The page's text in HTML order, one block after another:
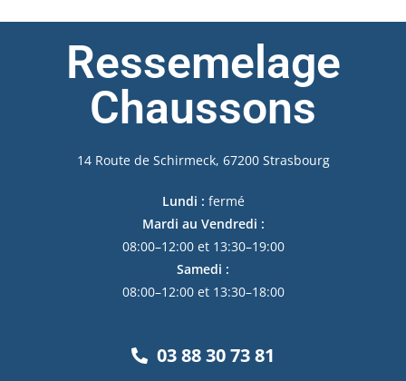
Ressemelage
Chaussons
14 Route de Schirmeck, 67200 Strasbourg
Lundi : fermé
Mardi au Vendredi :
08:00–12:00 et 13:30–19:00
Samedi :
08:00–12:00 et 13:30–18:00
03 88 30 73 81